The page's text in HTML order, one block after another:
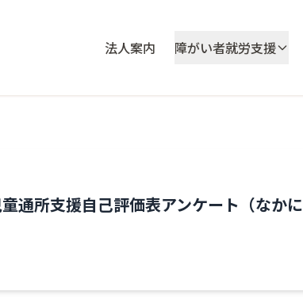
法人案内 障がい者就労支援
所支援自己評価表アンケート（なかに